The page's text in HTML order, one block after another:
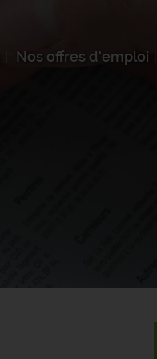
Nos offres d'emploi